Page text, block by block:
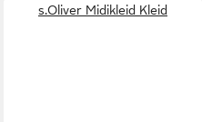
s.Oliver Midikleid Kleid